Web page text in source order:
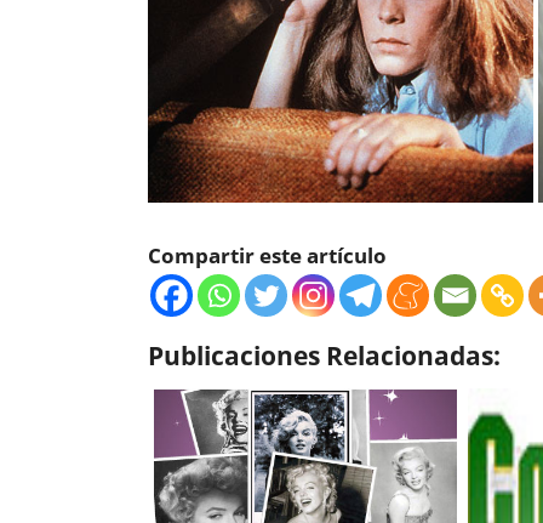
Compartir este artículo
Publicaciones Relacionadas: